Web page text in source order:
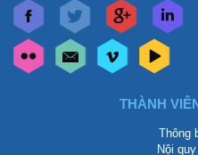
THÀNH
Thông
Nội